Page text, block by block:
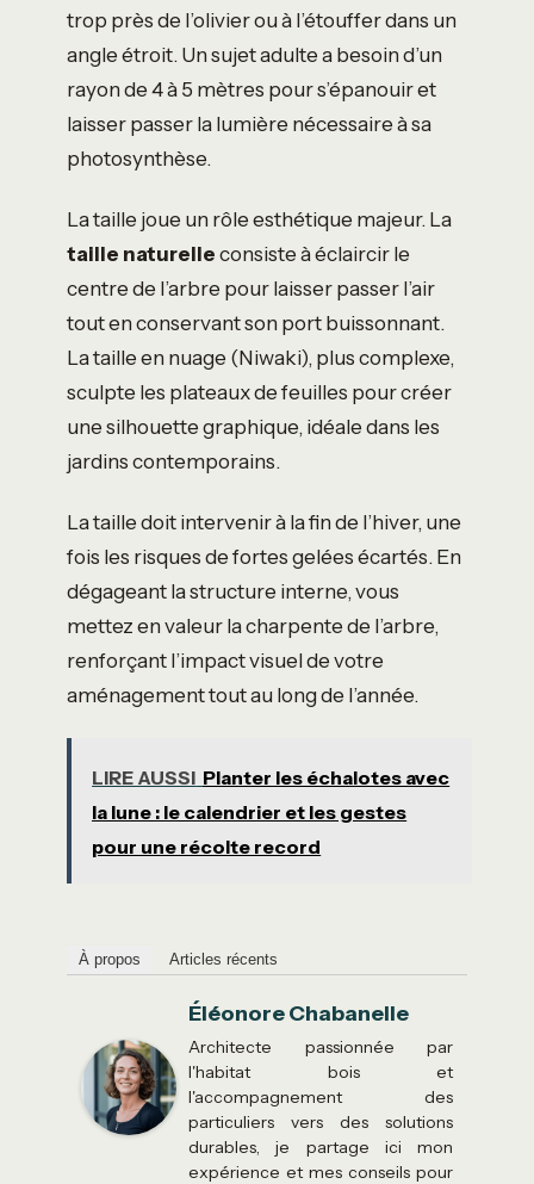
trop près de l’olivier ou à l’étouffer dans un
angle étroit. Un sujet adulte a besoin d’un
rayon de 4 à 5 mètres pour s’épanouir et
laisser passer la lumière nécessaire à sa
photosynthèse.
La taille joue un rôle esthétique majeur. La
taille naturelleconsiste à éclaircir le
centre de l’arbre pour laisser passer l’air
tout en conservant son port buissonnant.
La taille en nuage (Niwaki), plus complexe,
sculpte les plateaux de feuilles pour créer
une silhouette graphique, idéale dans les
jardins contemporains.
La taille doit intervenir à la fin de l’hiver, une
fois les risques de fortes gelées écartés. En
dégageant la structure interne, vous
mettez en valeur la charpente de l’arbre,
renforçant l’impact visuel de votre
aménagement tout au long de l’année.
LIRE AUSSI Planter les échalotes avec
la lune : le calendrier et les gestes
pour une récolte record
À propos Articles récents
Éléonore Chabanelle
Architecte passionnée par
l'habitat bois et
l'accompagnement des
particuliers vers des solutions
durables, je partage ici mon
expérience et mes conseils pour